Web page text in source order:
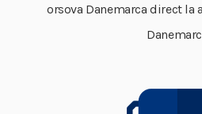
orsova Danemarca direct la